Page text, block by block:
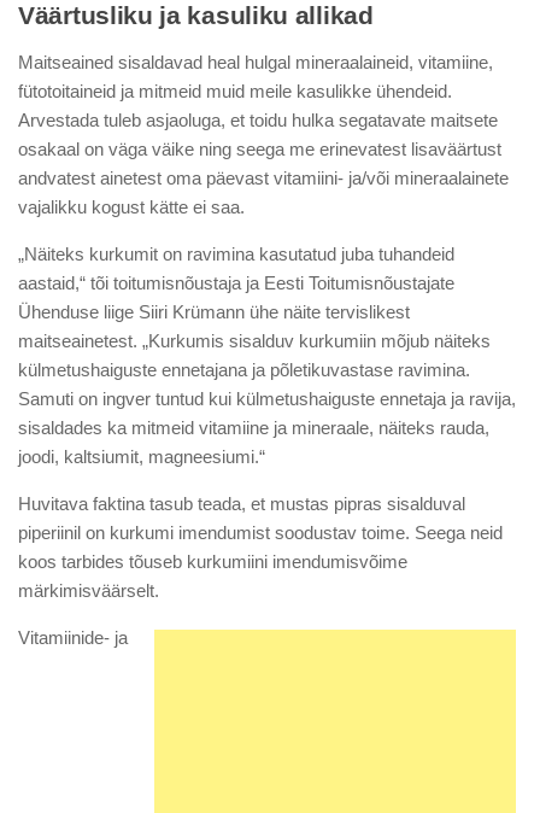
Väärtusliku ja kasuliku allikad
Maitseained sisaldavad heal hulgal mineraalaineid, vitamiine,
fütotoitaineid ja mitmeid muid meile kasulikke ühendeid.
Arvestada tuleb asjaoluga, et toidu hulka segatavate maitsete
osakaal on väga väike ning seega me erinevatest lisaväärtust
andvatest ainetest oma päevast vitamiini- ja/või mineraalainete
vajalikku kogust kätte ei saa.
„Näiteks kurkumit on ravimina kasutatud juba tuhandeid
aastaid,“ tõi toitumisnõustaja ja Eesti Toitumisnõustajate
Ühenduse liige Siiri Krümann ühe näite tervislikest
maitseainetest. „Kurkumis sisalduv kurkumiin mõjub näiteks
külmetushaiguste ennetajana ja põletikuvastase ravimina.
Samuti on ingver tuntud kui külmetushaiguste ennetaja ja ravija,
sisaldades ka mitmeid vitamiine ja mineraale, näiteks rauda,
joodi, kaltsiumit, magneesiumi.“
Huvitava faktina tasub teada, et mustas pipras sisalduval
piperiinil on kurkumi imendumist soodustav toime. Seega neid
koos tarbides tõuseb kurkumiini imendumisvõime
märkimisväärselt.
Vitamiinide- ja